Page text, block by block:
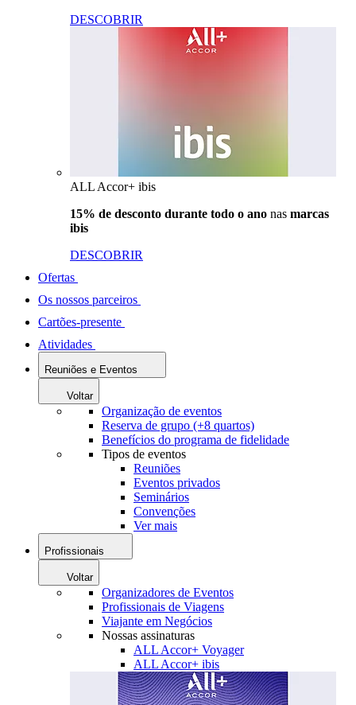
DESCOBRIR
ALL Accor+ ibis
15% de desconto durante todo o ano nas marcas
ibis
DESCOBRIR
Ofertas
Os nossos parceiros
Cartões-presente
Atividades
Reuniões e Eventos
Voltar
Organização de eventos
Reserva de grupo (+8 quartos)
Benefícios do programa de fidelidade
Tipos de eventos
Reuniões
Eventos privados
Seminários
Convenções
Ver mais
Profissionais
Voltar
Organizadores de Eventos
Profissionais de Viagens
Viajante em Negócios
Nossas assinaturas
ALL Accor+ Voyager
ALL Accor+ ibis